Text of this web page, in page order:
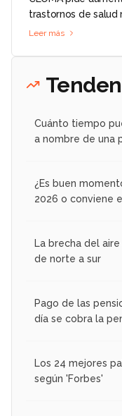
trastornos de salud
Leer más
Cuánto tiempo
a nombre de una
¿Es buen
2026 o conviene
La brecha del
de norte a sur
Pago de las
día se cobra la
Los 24 mejores
según 'Forbes'